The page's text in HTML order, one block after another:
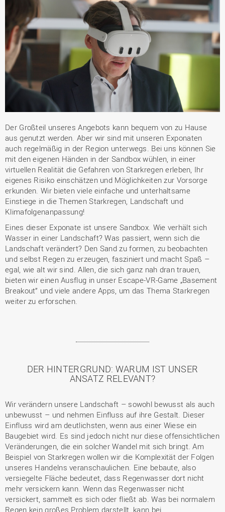
Der Großteil unseres Angebots kann bequem von zu Hause
aus genutzt werden. Aber wir sind mit unseren Exponaten
auch regelmäßig in der Region unterwegs. Bei uns können Sie
mit den eigenen Händen in der Sandbox wühlen, in einer
virtuellen Realität die Gefahren von Starkregen erleben, Ihr
eigenes Risiko einschätzen und Möglichkeiten zur Vorsorge
erkunden. Wir bieten viele einfache und unterhaltsame
Einstiege in die Themen Starkregen, Landschaft und
Klimafolgenanpassung!
Eines dieser Exponate ist unsere Sandbox. Wie verhält sich
Wasser in einer Landschaft? Was passiert, wenn sich die
Landschaft verändert? Den Sand zu formen, zu beobachten
und selbst Regen zu erzeugen, fasziniert und macht Spaß –
egal, wie alt wir sind. Allen, die sich ganz nah dran trauen,
bieten wir einen Ausflug in unser Escape-VR-Game „Basement
Breakout” und viele andere Apps, um das Thema Starkregen
weiter zu erforschen.
DER HINTERGRUND: WARUM IST UNSER
ANSATZ RELEVANT?
Wir verändern unsere Landschaft – sowohl bewusst als auch
unbewusst – und nehmen Einfluss auf ihre Gestalt. Dieser
Einfluss wird am deutlichsten, wenn aus einer Wiese ein
Baugebiet wird. Es sind jedoch nicht nur diese offensichtlichen
Veränderungen, die ein solcher Wandel mit sich bringt. Am
Beispiel von Starkregen wollen wir die Komplexität der Folgen
unseres Handelns veranschaulichen. Eine bebaute, also
versiegelte Fläche bedeutet, dass Regenwasser dort nicht
mehr versickern kann. Wenn das Regenwasser nicht
versickert, sammelt es sich oder fließt ab. Was bei normalem
Regen kein großes Problem darstellt, kann bei